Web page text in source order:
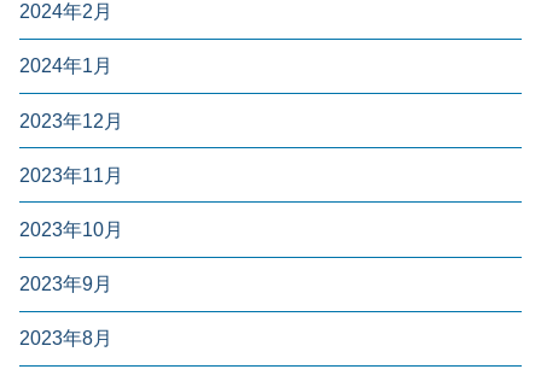
2024年2月
2024年1月
2023年12月
2023年11月
2023年10月
2023年9月
2023年8月